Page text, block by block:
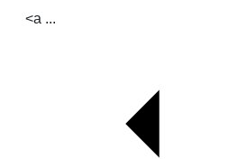
<a ...